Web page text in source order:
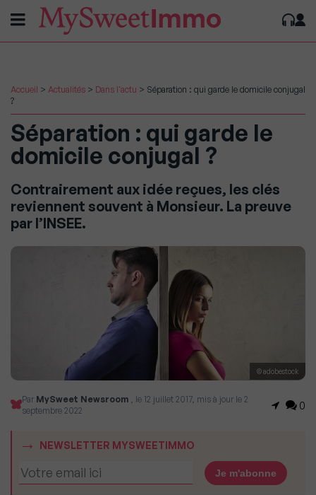
Accueil > Actualités > Dans l'actu > Séparation : qui garde le domicile conjugal
?
Séparation : qui garde le
domicile conjugal ?
Contrairement aux idée reçues, les clés
reviennent souvent à Monsieur. La preuve
par l’INSEE.
© adobestock
Par MySweet Newsroom , le 12 juillet 2017, mis à jour le 2
septembre 2022
0
NEWSLETTER MYSWEETIMMO